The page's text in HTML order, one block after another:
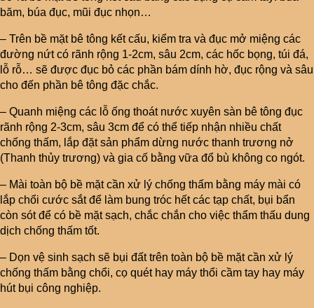
băm, búa đục, mũi đục nhọn…
– Trên bề mặt bê tông kết cấu, kiểm tra và đục mở miệng các
đường nứt có rãnh rộng 1-2cm, sâu 2cm, các hốc bọng, túi đá,
lỗ rỗ… sẽ được đục bỏ các phần bám dính hờ, đục rộng và sâu
cho đến phần bê tông đặc chắc.
– Quanh miệng các lỗ ống thoát nước xuyên sàn bê tông đục
rãnh rộng 2-3cm, sâu 3cm để có thể tiếp nhận nhiều chất
chống thấm, lắp đặt sản phẩm dừng nước thanh trương nở
(Thanh thủy trương) và gia cố bằng vữa đổ bù không co ngót.
– Mài toàn bộ bề mặt cần xử lý chống thấm bằng máy mài có
lắp chổi cước sắt để làm bung tróc hết các tạp chất, bụi bẩn
còn sót để có bề mặt sạch, chắc chắn cho việc thẩm thấu dung
dịch chống thấm tốt.
– Dọn vệ sinh sạch sẽ bụi đất trên toàn bộ bề mặt cần xử lý
chống thấm bằng chổi, cọ quét hay máy thổi cầm tay hay máy
hút bụi công nghiệp.